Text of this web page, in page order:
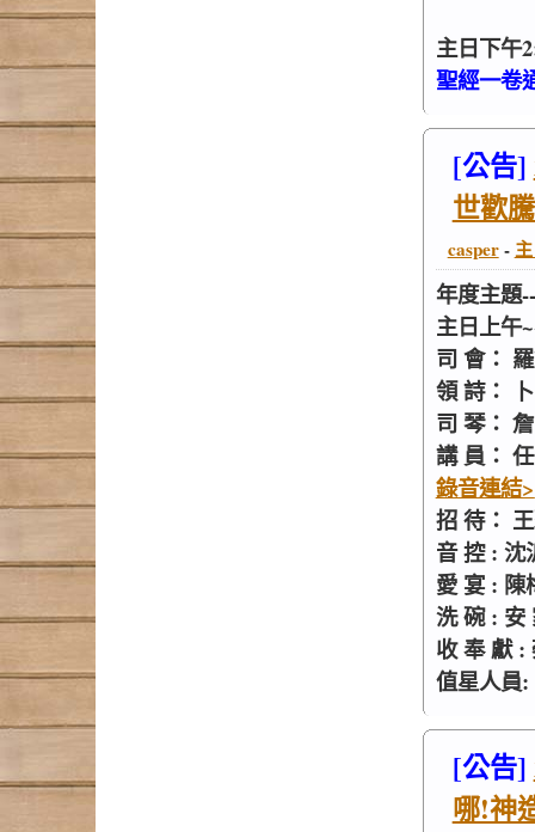
主日下午
聖經一卷
[公告]
世歡
casper-
年度主題
主日上午
司 會：
領 詩：
司 琴：
講 員：
錄音連結>
招 待：
音 控 : 沈
愛 宴 : 陳
洗 碗 : 安
收 奉 獻 :
值星人員
[公告]
哪!神